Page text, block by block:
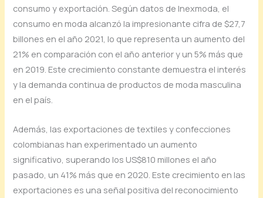
consumo y exportación. Según datos de Inexmoda, el
consumo en moda alcanzó la impresionante cifra de $27,7
billones en el año 2021, lo que representa un aumento del
21% en comparación con el año anterior y un 5% más que
en 2019. Este crecimiento constante demuestra el interés
y la demanda continua de productos de moda masculina
en el país.
Además, las exportaciones de textiles y confecciones
colombianas han experimentado un aumento
significativo, superando los US$810 millones el año
pasado, un 41% más que en 2020. Este crecimiento en las
exportaciones es una señal positiva del reconocimiento